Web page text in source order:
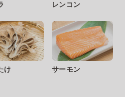
レンコン
け サーモン